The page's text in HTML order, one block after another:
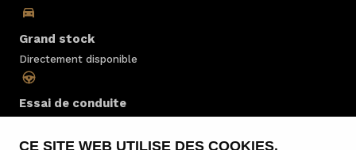
CE SITE WEB UTILISE DES COOKIES.
Grand stock
Directement disponible
Essai de conduite